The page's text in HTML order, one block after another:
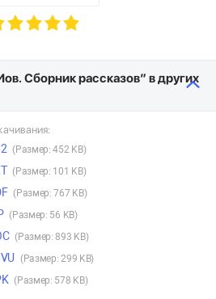
Сборник рассказов” в других
(Размер: 452 KB)
(Размер: 101 KB)
(Размер: 767 KB)
(Размер: 56 KB)
(Размер: 893 KB)
(Размер: 299 KB)
(Размер: 578 KB)